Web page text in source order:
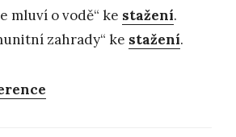
mluví o vodě“ ke stažení.
zahrady“ ke stažení.